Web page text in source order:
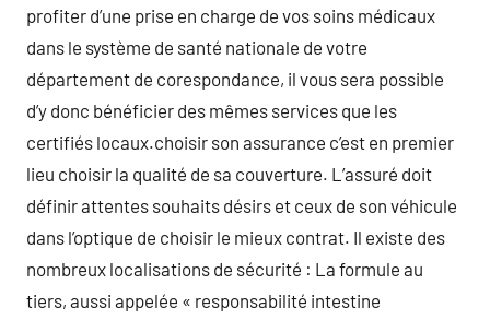
profiter d’une prise en charge de vos soins médicaux
dans le système de santé nationale de votre
département de corespondance, il vous sera possible
d’y donc bénéficier des mêmes services que les
certifiés locaux.choisir son assurance c’est en premier
lieu choisir la qualité de sa couverture. L’assuré doit
définir attentes souhaits désirs et ceux de son véhicule
dans l’optique de choisir le mieux contrat. Il existe des
nombreux localisations de sécurité : La formule au
tiers, aussi appelée « responsabilité intestine